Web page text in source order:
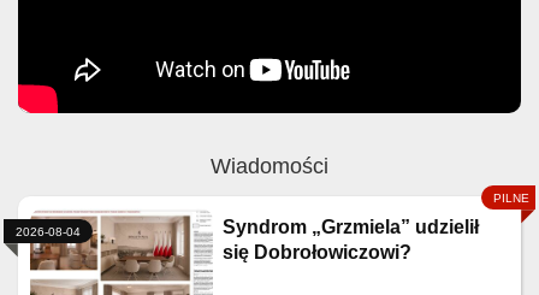
Wiadomości
Syndrom „Grzmiela” udzielił
się Dobrołowiczowi?
2026-08-04